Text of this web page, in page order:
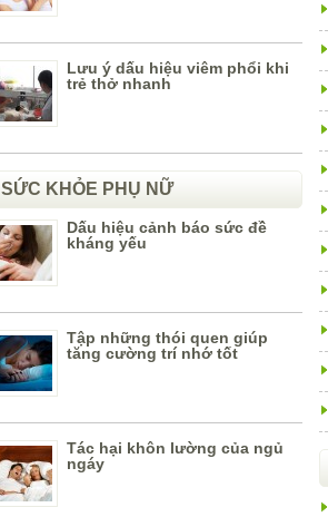
Lưu ý dấu hiệu viêm phổi khi
trẻ thở nhanh
SỨC KHỎE PHỤ NỮ
Dấu hiệu cảnh báo sức đề
kháng yếu
Tập những thói quen giúp
tăng cường trí nhớ tốt
Tác hại khôn lường của ngủ
ngáy